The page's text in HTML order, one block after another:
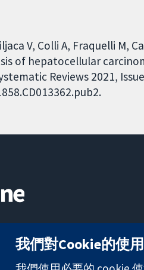
V, Colli A, Fraquelli M,
of hepatocellular
Reviews 2021,
我們對Cookie的使用